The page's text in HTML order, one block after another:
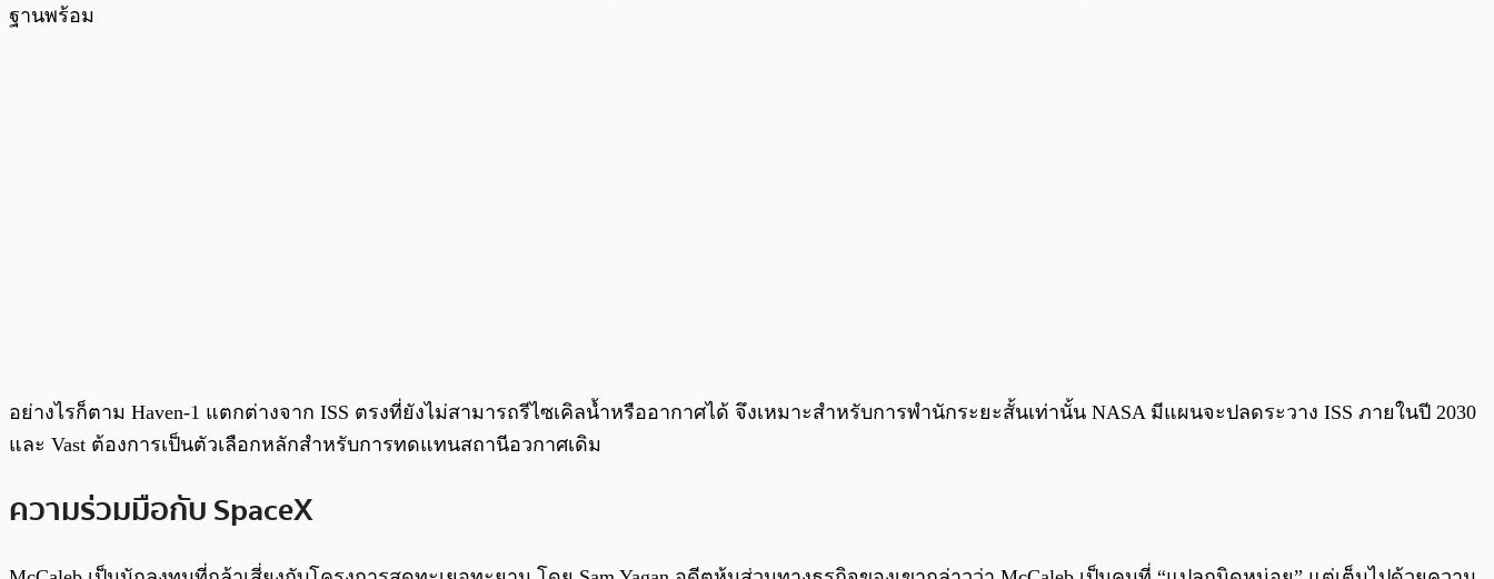
ฐานพร้อม
อย่างไรก็ตาม Haven-1 แตกต่างจาก ISS ตรงที่ยังไม่สามารถรีไซเคิลน้ำหรืออากาศได้ จึงเหมาะสำหรับการพำนักระยะสั้นเท่านั้น NASA มีแผนจะปลดระวาง ISS ภายในปี 2030
และ Vast ต้องการเป็นตัวเลือกหลักสำหรับการทดแทนสถานีอวกาศเดิม
ความร่วมมือกับ SpaceX